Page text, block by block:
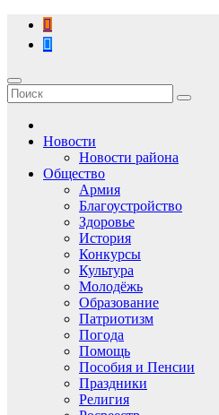
Перейти
содержимому
Новости
Новости района
Общество
Армия
Благоустройство
Здоровье
История
Конкурсы
Культура
Молодёжь
Образование
Патриотизм
Погода
Помощь
Пособия и Пенсии
Праздники
Религия